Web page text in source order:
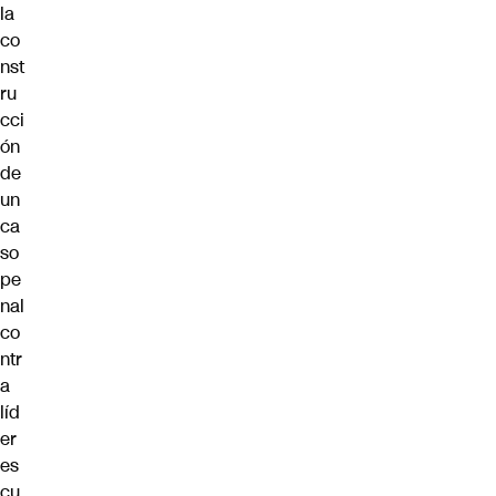
la
co
nst
ru
cci
ón
de
un
ca
so
pe
nal
co
ntr
a
líd
er
es